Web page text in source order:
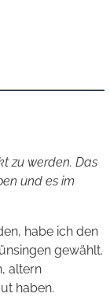
zu werden. Das
und es im
habe ich den
gewählt.
altern
haben.